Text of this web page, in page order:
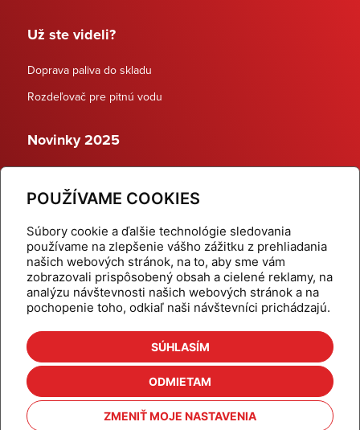
POUŽÍVAME COOKIES
Súbory cookie a ďalšie technológie sledovania
používame na zlepšenie vášho zážitku z prehliadania
našich webových stránok, na to, aby sme vám
zobrazovali prispôsobený obsah a cielené reklamy, na
analýzu návštevnosti našich webových stránok a na
pochopenie toho, odkiaľ naši návštevníci prichádzajú.
SÚHLASÍM
ODMIETAM
ZMENIŤ MOJE NASTAVENIA
Už ste videli?
Doprava paliva do skladu
Rozdeľovač pre pitnú vodu
Novinky 2025
Dynamické termostatické ventily
Domov
Produkty
Aktuality
Odber šikovné tipy
Kalkulačky
Cenníky
Na stiahnutie
Referencie
Kontakt